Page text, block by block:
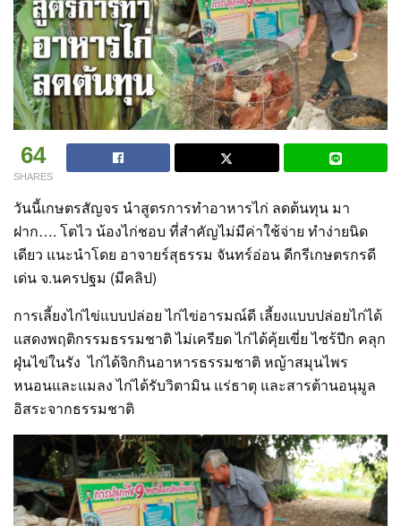
64
SHARES
วันนี้เกษตรสัญจร นำสูตรการทำอาหารไก่ ลดต้นทุน มา
ฝาก…. โตไว น้องไก่ชอบ ที่สำคัญไม่มีค่าใช้จ่าย ทำง่ายนิด
เดียว แนะนำโดย อาจายร์สุธรรม จันทร์อ่อน ดีกรีเกษตรกรดี
เด่น จ.นครปฐม (มีคลิป)
การเลี้ยงไก่ไข่แบบปล่อย ไก่ไข่อารมณ์ดี เลี้ยงแบบปล่อยไก่ได้
แสดงพฤติกรรมธรรมชาติ ไม่เครียด ไก่ได้คุ้ยเขี่ย ไซร้ปีก คลุก
ฝุ่นไข่ในรัง ไก่ได้จิกกินอาหารธรรมชาติ หญ้าสมุนไพร
หนอนและแมลง ไก่ได้รับวิตามิน แร่ธาตุ และสารต้านอนุมูล
อิสระจากธรรมชาติ